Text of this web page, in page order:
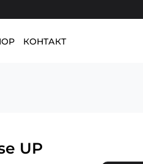
КОНТАКТ
UP